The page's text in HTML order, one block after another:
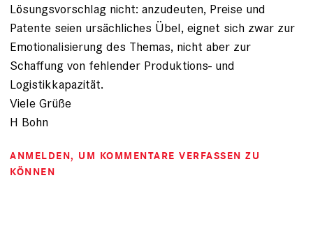
Lösungsvorschlag nicht: anzudeuten, Preise und
Patente seien ursächliches Übel, eignet sich zwar zur
Emotionalisierung des Themas, nicht aber zur
Schaffung von fehlender Produktions- und
Logistikkapazität.
Viele Grüße
H Bohn
ANMELDEN, UM KOMMENTARE VERFASSEN ZU
KÖNNEN